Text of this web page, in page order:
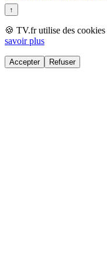
↑
🍪 TV.fr utilise des
savoir plus
Accepter Refuser